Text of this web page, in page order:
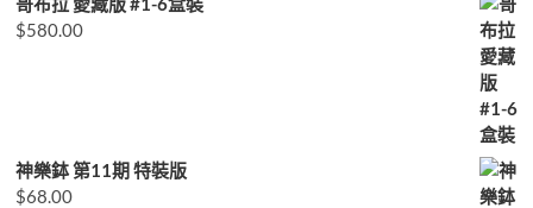
$580.00
神樂鉢 第11期 特裝版
$68.00